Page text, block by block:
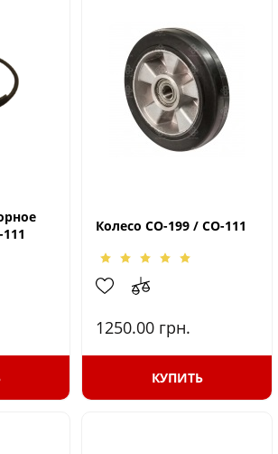
Колесо СО-199 / СО-111
1250.00 грн.
КУПИТЬ